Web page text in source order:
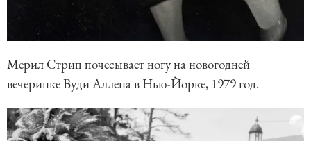
Мерил Стрип почесывает ногу на новогодней
вечеринке Вуди Аллена в Нью-Йорке, 1979 год.